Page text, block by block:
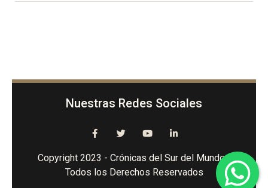
Nuestras Redes Sociales
Copyright 2023 - Crónicas del Sur del Mundo -
Todos los Derechos Reservados